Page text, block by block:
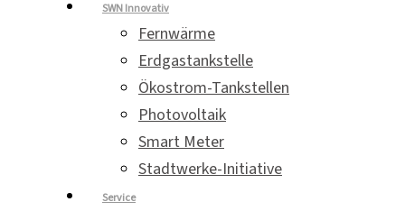
SWN Innovativ
Fernwärme
Erdgastankstelle
Ökostrom-Tankstellen
Photovoltaik
Smart Meter
Stadtwerke-Initiative
Service